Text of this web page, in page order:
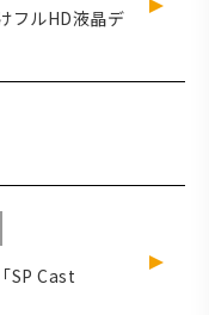
フルHD液晶デ
SP Cast